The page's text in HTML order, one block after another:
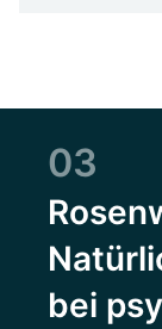
03
bei